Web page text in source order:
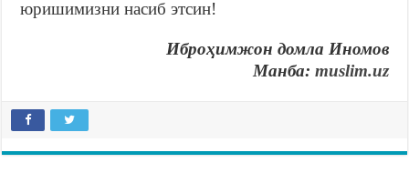
юришимизни насиб этсин!
Иброҳимжон домла Иномов
Манба: muslim.uz